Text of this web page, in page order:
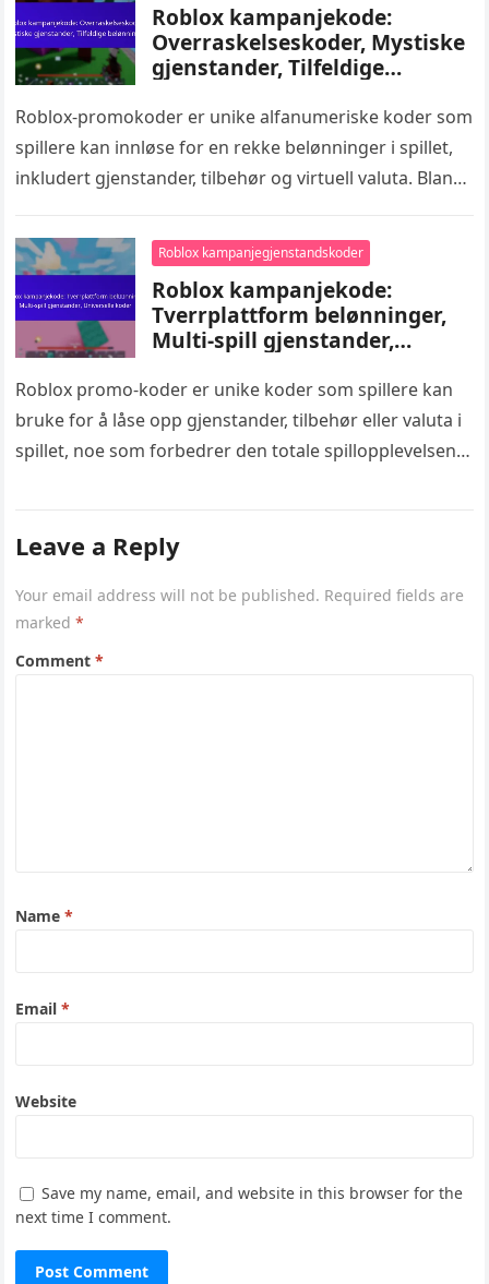
Roblox kampanjekode:
Overraskelseskoder, Mystiske
gjenstander, Tilfeldige
Roblox-promokoder er unike alfanumeriske koder som
spillere kan innløse for en rekke belønninger i spillet,
inkludert gjenstander, tilbehør og virtuell valuta. Blant
Roblox kampanjegjenstandskoder
Roblox kampanjekode:
Tverrplattform belønninger,
Multi-spill gjenstander,
Roblox promo-koder er unike koder som spillere kan
bruke for å låse opp gjenstander, tilbehør eller valuta i
spillet, noe som forbedrer den totale spillopplevelsen.
Leave a Reply
Your email address will not be published. Required fields are
marked*
Comment*
Name*
Email*
Website
Save my name, email, and website in this browser for the
next time I comment.